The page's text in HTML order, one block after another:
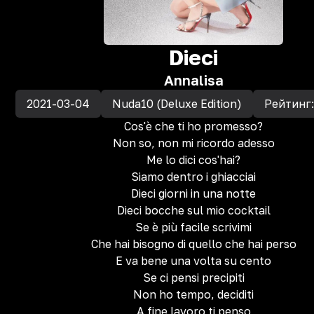
Dieci
Annalisa
2021-03-04 Nuda10 (Deluxe Edition)
Cos'è che ti ho promesso?
Non so, non mi ricordo adesso
Me lo dici cos'hai?
Siamo dentro i ghiacciai
Dieci giorni in una notte
Dieci bocche sul mio cocktail
Se è più facile scrivimi
Che hai bisogno di quello che hai perso
E va bene una volta su cento
Se ci pensi precipiti
Non ho tempo, deciditi
A fine lavoro ti penso